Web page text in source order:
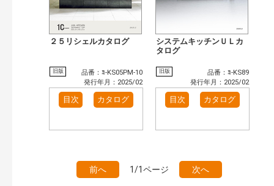
２５リシェルカタログ
旧版
品番：ﾖ-KS05PM-10
発行年月：2025/02
目次 カタログ
システムキッチンＵＬカ
タログ
旧版
品番：ﾖ-KS89
発行年月：2025/02
目次 カタログ
前へ 1/1ページ 次へ